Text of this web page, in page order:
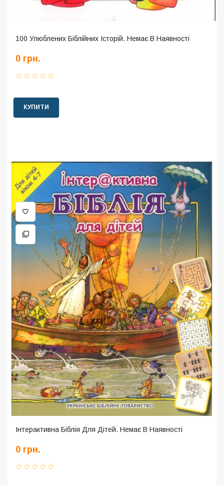
100 Улюблених Біблійних Історій. Немає В Наявності
0 грн.
КУПИТИ
Інтерактивна Біблія Для Дітей. Немає В Наявності
0 грн.